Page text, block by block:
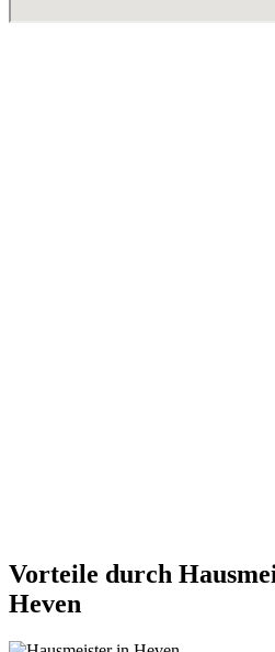
Vorteile durch
Heven